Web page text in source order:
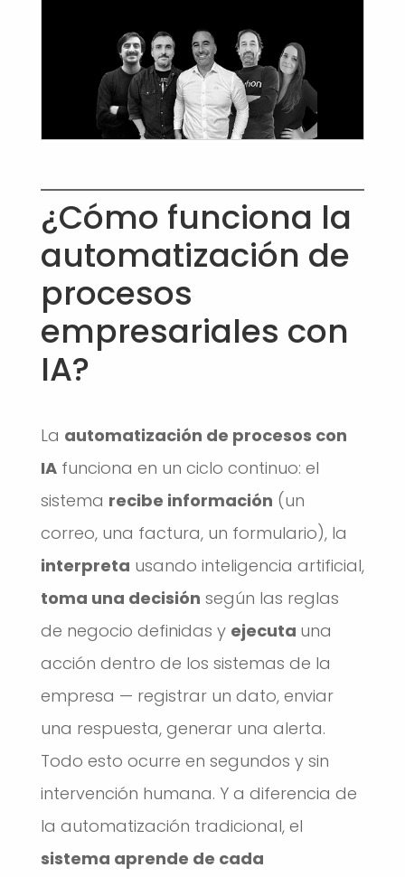
¿Cómo funciona la
automatización de
procesos
empresariales con
IA?
La automatización de procesos con
IAfunciona en un ciclo continuo: el
sistema recibe información (un
correo, una factura, un formulario), la
interpreta usando inteligencia artificial,
toma una decisión según las reglas
de negocio definidas y ejecuta una
acción dentro de los sistemas de la
empresa — registrar un dato, enviar
una respuesta, generar una alerta.
Todo esto ocurre en segundos y sin
intervención humana. Y a diferencia de
la automatización tradicional, el
sistema aprende de cada